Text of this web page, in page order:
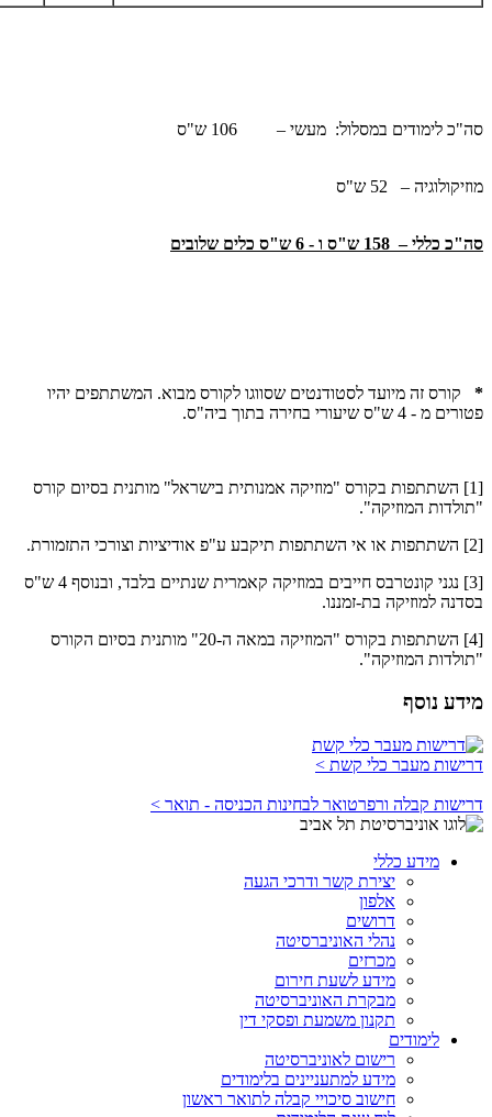
סה"כ לימודים במסלול: מעשי – 106 ש"ס
מוזיקולוגיה – 52 ש"ס
סה"כ כללי – 158 ש"ס ו - 6 ש"ס כלים שלובים
* קורס זה מיועד לסטודנטים שסווגו לקורס מבוא. המשתתפים יהיו
פטורים מ - 4 ש"ס שיעורי בחירה בתוך ביה"ס.
[1] השתתפות בקורס "מוזיקה אמנותית בישראל" מותנית בסיום קורס
"תולדות המוזיקה".
[2] השתתפות או אי השתתפות תיקבע ע"פ אודיציות וצורכי התזמורת.
[3] נגני קונטרבס חייבים במוזיקה קאמרית שנתיים בלבד, ובנוסף 4 ש"ס
בסדנה למוזיקה בת-זמננו.
[4] השתתפות בקורס "המוזיקה במאה ה-20" מותנית בסיום הקורס
"תולדות המוזיקה".
מידע נוסף
דרישות מעבר כלי קשת >
דרישות קבלה ורפרטואר לבחינות הכניסה - תואר >
מידע כללי
יצירת קשר ודרכי הגעה
אלפון
דרושים
נהלי האוניברסיטה
מכרזים
מידע לשעת חירום
מבקרת האוניברסיטה
תקנון משמעת ופסקי דין
לימודים
רישום לאוניברסיטה
מידע למתעניינים בלימודים
חישוב סיכויי קבלה לתואר ראשון